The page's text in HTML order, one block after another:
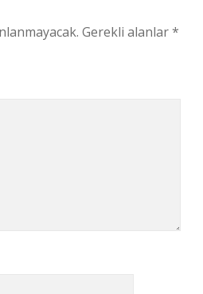
Gerekli alanlar*